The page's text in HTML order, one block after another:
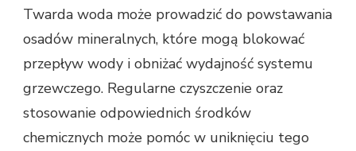
Twarda woda może prowadzić do powstawania
osadów mineralnych, które mogą blokować
przepływ wody i obniżać wydajność systemu
grzewczego. Regularne czyszczenie oraz
stosowanie odpowiednich środków
chemicznych może pomóc w uniknięciu tego